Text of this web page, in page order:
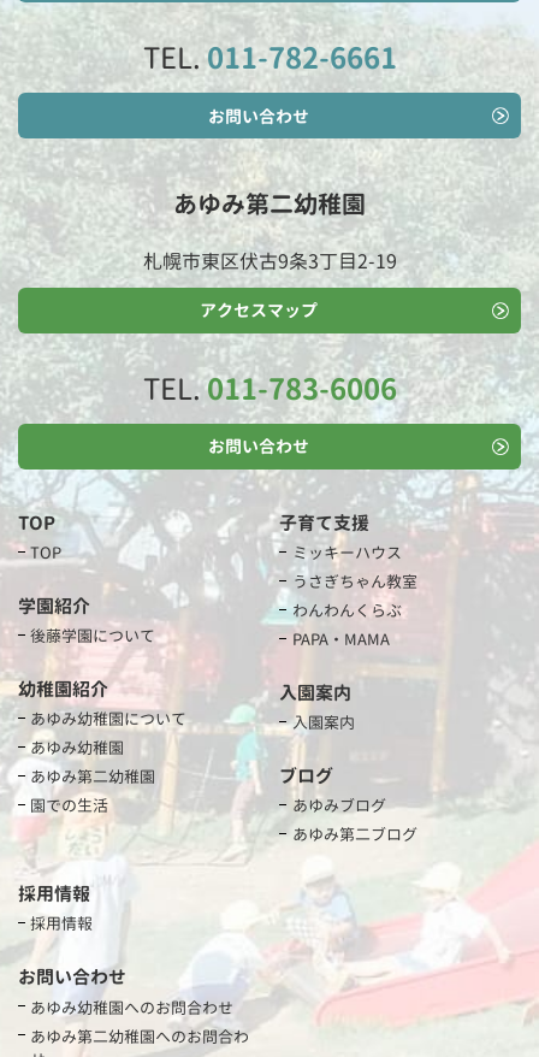
TEL.011-782-6661
お問い合わせ
あゆみ第二幼稚園
札幌市東区伏古9条3丁目2-19
アクセスマップ
TEL.011-783-6006
お問い合わせ
TOP
TOP
学園紹介
後藤学園について
幼稚園紹介
あゆみ幼稚園について
あゆみ幼稚園
あゆみ第二幼稚園
園での生活
子育て支援
ミッキーハウス
うさぎちゃん教室
わんわんくらぶ
PAPA・MAMA
入園案内
入園案内
ブログ
あゆみブログ
あゆみ第二ブログ
採用情報
採用情報
お問い合わせ
あゆみ幼稚園へのお問合わせ
あゆみ第二幼稚園へのお問合わ